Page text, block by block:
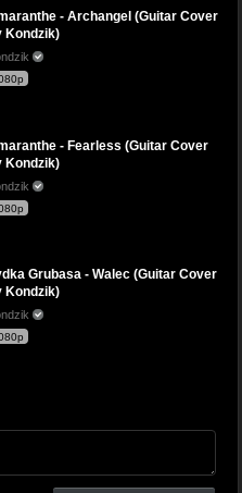
- Archangel (Guitar Cover
Kondzik)
- Fearless (Guitar Cover
Kondzik)
Grubasa - Walec (Guitar Cover
Kondzik)